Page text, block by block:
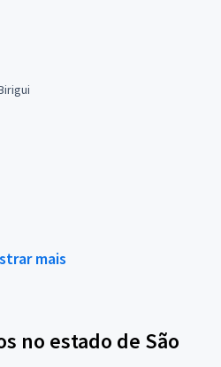
mais
no estado de São